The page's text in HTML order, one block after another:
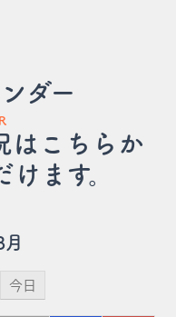
ダー
はこちらか
ます。
今日